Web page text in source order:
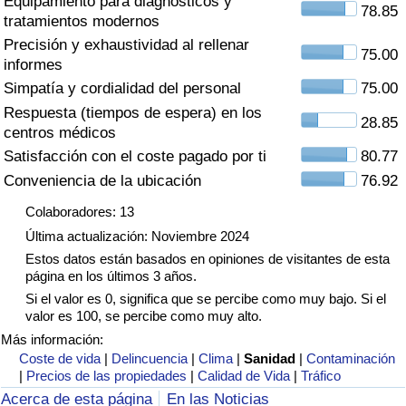
tratamientos modernos
78.85
Precisión y exhaustividad al rellenar
informes
75.00
Simpatía y cordialidad del personal
75.00
Respuesta (tiempos de espera) en los
centros médicos
28.85
Satisfacción con el coste pagado por ti
80.77
Conveniencia de la ubicación
76.92
Colaboradores: 13
Última actualización: Noviembre 2024
Estos datos están basados en opiniones de visitantes de esta
página en los últimos 3 años.
Si el valor es 0, significa que se percibe como muy bajo. Si el
valor es 100, se percibe como muy alto.
Más información:
Coste de vida | Delincuencia |Clima |Sanidad |Contaminación
| Precios de las propiedades |Calidad de Vida |Tráfico
Acerca de esta página En las Noticias
Índice de criminalidad por país
Sanidad
Índice de Sanidad (Actual)
Índice de Sanidad
Contaminación
Índice de Contaminación (Actual)
Índice de contaminación
Índice de Contaminación por País